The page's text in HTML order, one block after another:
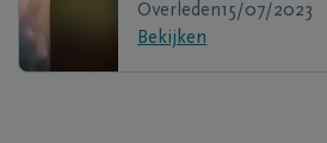
Overleden15/07/2023
Bekijken